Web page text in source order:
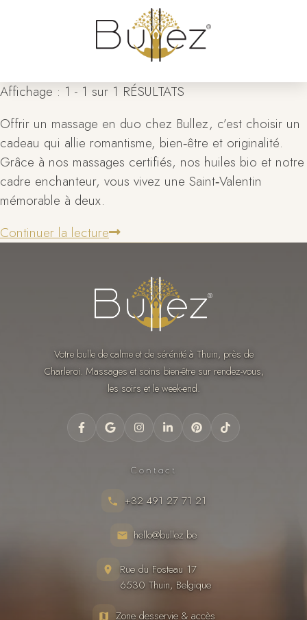
Affichage : 1 - 1 sur 1 RÉSULTATS
Offrir un massage en duo chez Bullez, c’est choisir un
cadeau qui allie romantisme, bien‑être et originalité.
Grâce à nos massages certifiés, nos huiles bio et notre
cadre enchanteur, vous vivez une Saint‑Valentin
mémorable à deux.
Continuer la lecture
Votre bulle de calme et de sérénité à Thuin, près de
Charleroi. Massages et soins bien-être sur rendez-vous,
les soirs et le week-end.
Contact
+32 491 27 71 21
hello@bullez.be
Rue du Fosteau 17
6530 Thuin, Belgique
Zone desservie & accès